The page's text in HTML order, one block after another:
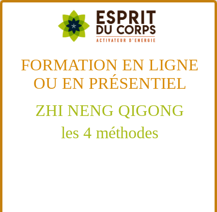
FORMATION EN LIGNE
OU EN PRÉSENTIEL
ZHI NENG QIGONG
les 4 méthodes